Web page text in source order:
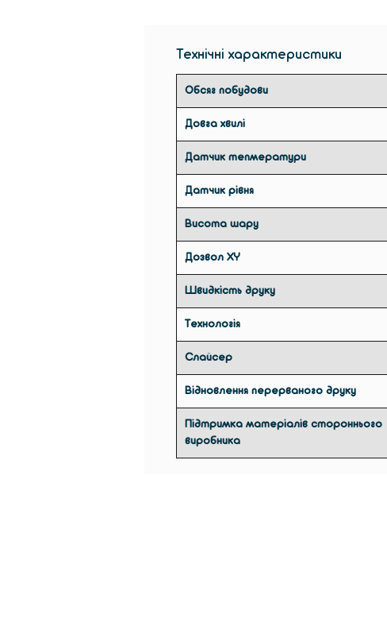
Технічні характеристики
Обсяг побудови
Довга хвилі
Датчик тепмератури
Датчик рівня
Висота шару
Дозвол XY
Швидкість друку
Технологія
Слайсер
Відновлення перерваного друку
Підтримка матеріалів стороннього
виробника